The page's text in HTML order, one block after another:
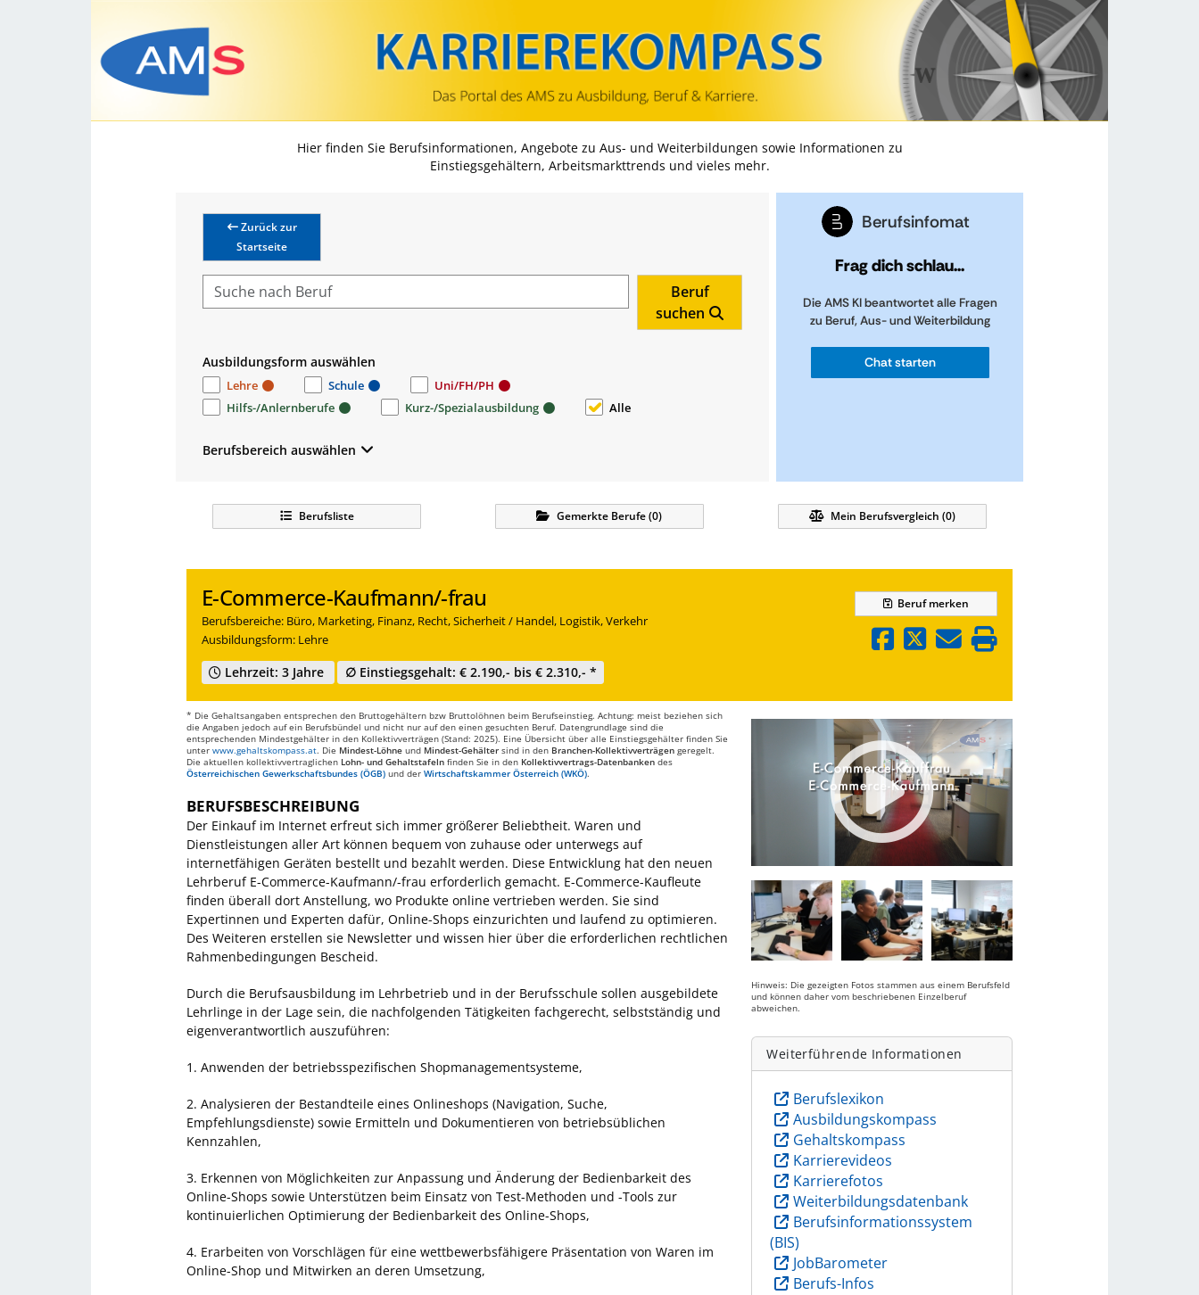
Zum Inhalt springen
Zum Navmenü springen
Zur Suche springen
Zur Footer springen
Hier finden Sie Berufsinformationen, Angebote zu Aus- und Weiterbildungen sowie Informationen zu
Einstiegsgehältern, Arbeitsmarkttrends und vieles mehr.
Zurück zur
Startseite
Beruf
suchen
Ausbildungsform auswählen
Lehre Schule
Uni/FH/PH
Hilfs-/Anlernberufe
Kurz-/Spezialausbildung Alle
Berufsbereich auswählen
Berufsinfomat
Frag dich schlau...
Die AMS KI beantwortet alle Fragen
zu Beruf, Aus- und Weiterbildung
Chat starten
Berufsliste Gemerkte Berufe(0) Mein Berufsvergleich (0)
E-Commerce-Kaufmann/-frau
Berufsbereiche: Büro, Marketing, Finanz, Recht, Sicherheit / Handel, Logistik, Verkehr
Ausbildungsform: Lehre
Lehrzeit: 3 Jahre ∅ Einstiegsgehalt: € 2.190,- bis € 2.310,- *
Berufmerken
* Die Gehaltsangaben entsprechen den Bruttogehältern bzw Bruttolöhnen beim Berufseinstieg. Achtung: meist beziehen sich
die Angaben jedoch auf ein Berufsbündel und nicht nur auf den einen gesuchten Beruf. Datengrundlage sind die
entsprechenden Mindestgehälter in den Kollektivverträgen (Stand: 2025). Eine Übersicht über alle Einstiegsgehälter finden Sie
unter www.gehaltskompass.at. Die Mindest-Löhne und Mindest-Gehälter sind in den Branchen-Kollektivverträgen geregelt.
Die aktuellen kollektivvertraglichen Lohn- und Gehaltstafeln finden Sie in den Kollektivvertrags-Datenbanken des
Österreichischen Gewerkschaftsbundes (ÖGB) und der Wirtschaftskammer Österreich (WKÖ).
BERUFSBESCHREIBUNG
Der Einkauf im Internet erfreut sich immer größerer Beliebtheit. Waren und
Dienstleistungen aller Art können bequem von zuhause oder unterwegs auf
internetfähigen Geräten bestellt und bezahlt werden. Diese Entwicklung hat den neuen
Lehrberuf E-Commerce-Kaufmann/-frau erforderlich gemacht. E-Commerce-Kaufleute
finden überall dort Anstellung, wo Produkte online vertrieben werden. Sie sind
Expertinnen und Experten dafür, Online-Shops einzurichten und laufend zu optimieren.
Des Weiteren erstellen sie Newsletter und wissen hier über die erforderlichen rechtlichen
Rahmenbedingungen Bescheid.
Durch die Berufsausbildung im Lehrbetrieb und in der Berufsschule sollen ausgebildete
Lehrlinge in der Lage sein, die nachfolgenden Tätigkeiten fachgerecht, selbstständig und
eigenverantwortlich auszuführen:
1. Anwenden der betriebsspezifischen Shopmanagementsysteme,
2. Analysieren der Bestandteile eines Onlineshops (Navigation, Suche,
Empfehlungsdienste) sowie Ermitteln und Dokumentieren von betriebsüblichen
Kennzahlen,
3. Erkennen von Möglichkeiten zur Anpassung und Änderung der Bedienbarkeit des
Online-Shops sowie Unterstützen beim Einsatz von Test-Methoden und -Tools zur
kontinuierlichen Optimierung der Bedienbarkeit des Online-Shops,
4. Erarbeiten von Vorschlägen für eine wettbewerbsfähigere Präsentation von Waren im
Online-Shop und Mitwirken an deren Umsetzung,
Hinweis: Die gezeigten Fotos stammen aus einem Berufsfeld
und können daher vom beschriebenen Einzelberuf
abweichen.
Weiterführende Informationen
Berufslexikon
Ausbildungskompass
Gehaltskompass
Karrierevideos
Karrierefotos
Weiterbildungsdatenbank
Berufsinformationssystem
(BIS)
JobBarometer
Berufs-Infos